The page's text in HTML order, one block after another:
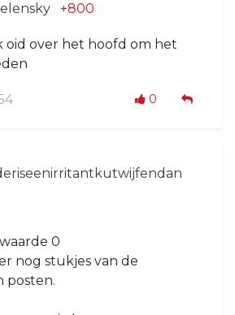
+800
oid over het hoofd om het
0
0
nog stukjes van de
posten.